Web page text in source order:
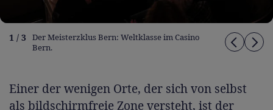
1 / 3
Der Meisterzklus Bern: Weltklasse im Casino
Bern.
Einer der wenigen Orte, der sich von selbst
als bildschirmfreie Zone versteht, ist der